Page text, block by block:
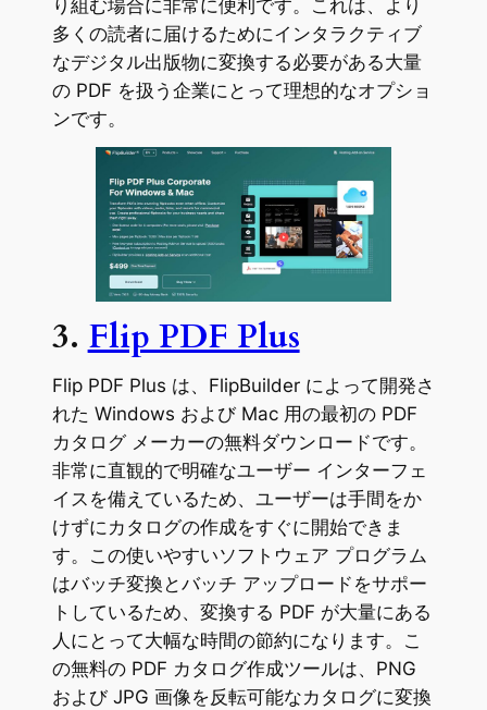
り組む場合に非常に便利です。これは、より
多くの読者に届けるためにインタラクティブ
なデジタル出版物に変換する必要がある大量
の PDF を扱う企業にとって理想的なオプショ
ンです。
3. Flip PDF Plus
Flip PDF Plus は、FlipBuilder によって開発さ
れた Windows および Mac 用の最初の PDF
カタログ メーカーの無料ダウンロードです。
非常に直観的で明確なユーザー インターフェ
イスを備えているため、ユーザーは手間をか
けずにカタログの作成をすぐに開始できま
す。この使いやすいソフトウェア プログラム
はバッチ変換とバッチ アップロードをサポー
トしているため、変換する PDF が大量にある
人にとって大幅な時間の節約になります。こ
の無料の PDF カタログ作成ツールは、PNG
および JPG 画像を反転可能なカタログに変換